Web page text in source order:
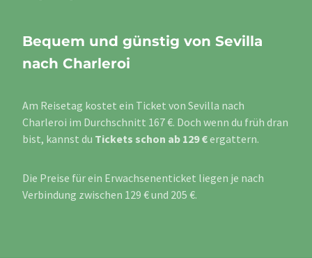
Bequem und günstig von Sevilla
nach Charleroi
Am Reisetag kostet ein Ticket von Sevilla nach
Charleroi im Durchschnitt 167 €. Doch wenn du früh dran
bist, kannst du Tickets schon ab 129 €ergattern.
Die Preise für ein Erwachsenenticket liegen je nach
Verbindung zwischen 129 € und 205 €.